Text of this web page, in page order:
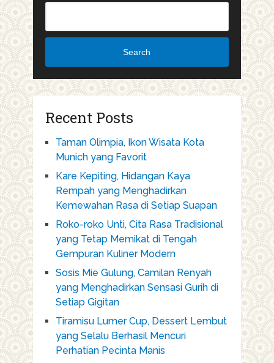
Search
Recent Posts
Taman Olimpia, Ikon Wisata Kota
Munich yang Favorit
Kare Kepiting, Hidangan Kaya
Rempah yang Menghadirkan
Kemewahan Rasa di Setiap Suapan
Roko-roko Unti, Cita Rasa Tradisional
yang Tetap Memikat di Tengah
Gempuran Kuliner Modern
Sosis Mie Gulung, Camilan Renyah
yang Menghadirkan Sensasi Gurih di
Setiap Gigitan
Tiramisu Lumer Cup, Dessert Lembut
yang Selalu Berhasil Mencuri
Perhatian Pecinta Manis